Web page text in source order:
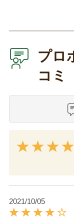
プロ
コミ
2021/10/05